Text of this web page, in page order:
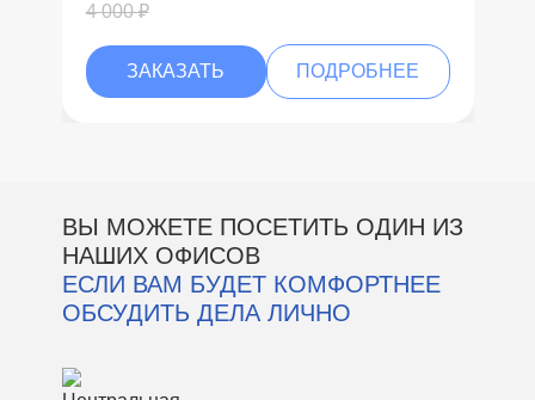
4 000 ₽
ЗАКАЗАТЬ ПОДРОБНЕЕ
ВЫ МОЖЕТЕ ПОСЕТИТЬ ОДИН ИЗ
НАШИХ ОФИСОВ
ЕСЛИ ВАМ БУДЕТ КОМФОРТНЕЕ
ОБСУДИТЬ ДЕЛА ЛИЧНО